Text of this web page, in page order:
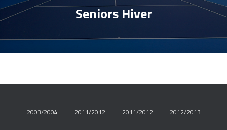
I
L
N
I
Seniors Hiver
2003/2004 2011/2012 2011/2012 2012/2013